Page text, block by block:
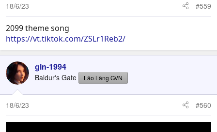
18/6/23 #559
2099 theme song
https://vt.tiktok.com/ZSLr1Reb2/
gin-1994
Baldur's Gate Lão Làng GVN
18/6/23 #560